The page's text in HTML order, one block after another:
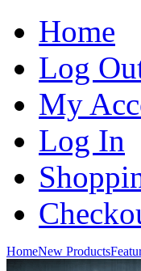
Home
Log
My
Log In
HomeNew Products